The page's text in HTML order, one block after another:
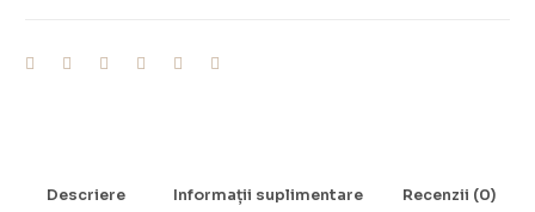
Descriere Informații suplimentare Recenzii (0)